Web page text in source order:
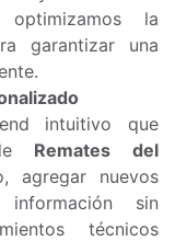
optimizamos la
garantizar una
intuitivo que
Remates del
agregar nuevos
sin
técnicos